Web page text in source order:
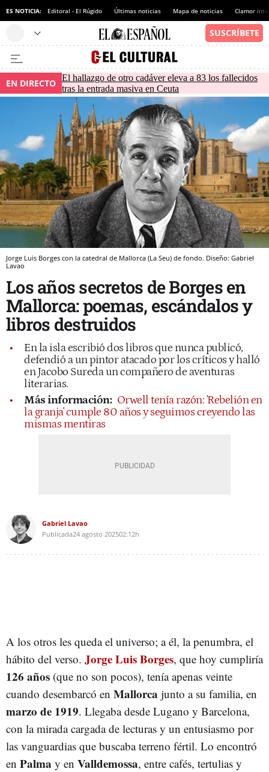
ES NOTICIA: Editoral - El Rúgido Últimas noticias Mapa de noticias Clamor
EN DIRECTO El hallazgo de otro cadáver eleva a 83 los fallecidos
tras la entrada masiva en Ceuta
Jorge Luis Borges con la catedral de Mallorca (La Seu) de fondo. Diseño: Gabriel
Lavao
Los años secretos de Borges en
Mallorca: poemas, escándalos y
libros destruidos
En la isla escribió dos libros que nunca publicó,
defendió a un pintor atacado por los críticos y halló
en Jacobo Sureda un compañero de aventuras
literarias.
Más información: Orwell tenía razón: 'Rebelión en
la granja' cumple 80 años y seguimos creyendo las
mismas mentiras
Gabriel Lavao
Publicada24 agosto 202502:12h
A los otros les queda el universo; a él, la penumbra, el
hábito del verso. Jorge Luis Borges, que hoy cumpliría
126 años (que no son pocos), tenía apenas veinte
cuando desembarcó en Mallorca junto a su familia, en
marzo de 1919. Llegaba desde Lugano y Barcelona,
con la mirada cargada de lecturas y un entusiasmo por
las vanguardias que buscaba terreno fértil. Lo encontró
en Palma y en Valldemossa, entre cafés, tertulias y